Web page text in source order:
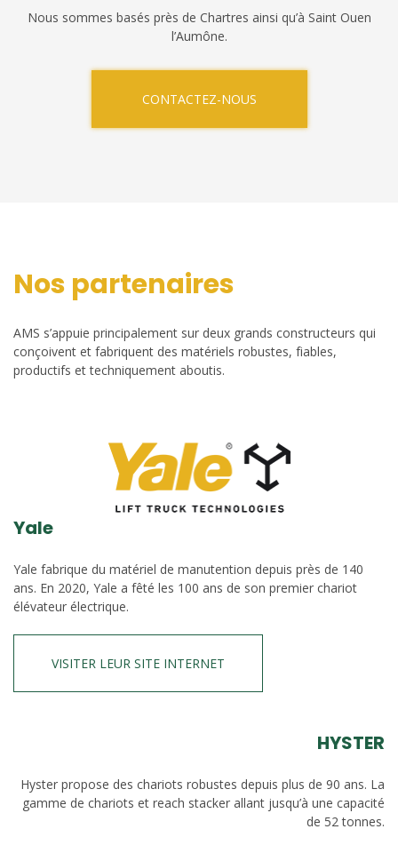
Nous sommes basés près de Chartres ainsi qu’à Saint Ouen
l’Aumône.
CONTACTEZ-NOUS
Nos partenaires
AMS s’appuie principalement sur deux grands constructeurs qui
conçoivent et fabriquent des matériels robustes, fiables,
productifs et techniquement aboutis.
Yale
Yale fabrique du matériel de manutention depuis près de 140
ans. En 2020, Yale a fêté les 100 ans de son premier chariot
élévateur électrique.
VISITER LEUR SITE INTERNET
HYSTER
Hyster propose des chariots robustes depuis plus de 90 ans. La
gamme de chariots et reach stacker allant jusqu’à une capacité
de 52 tonnes.